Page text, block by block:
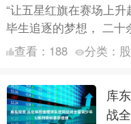
“让五星红旗在赛场上
毕生追逐的梦想， 二十
这名从怀集县业余体育
查看： 188 分类：
库
战